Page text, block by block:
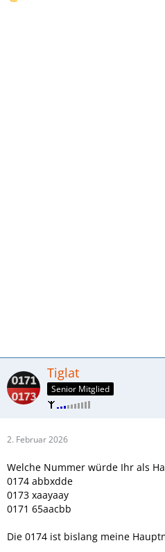
Tiglat
Senior Mitglied
2. Februar 2026
Welche Nummer würde Ihr als
0174 abbxdde
0173 xaayaay
0171 65aacbb
Die 0174 ist bislang meine